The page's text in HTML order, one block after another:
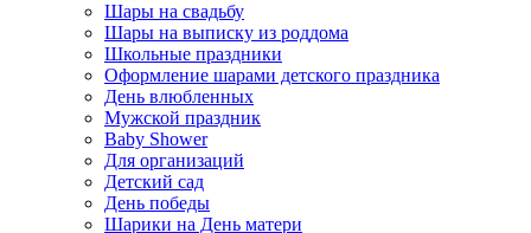
Шары на свадьбу
Шары на выписку из роддома
Школьные праздники
Оформление шарами детского праздника
День влюбленных
Мужской праздник
Baby Shower
Для организаций
Детский сад
День победы
Шарики на День матери